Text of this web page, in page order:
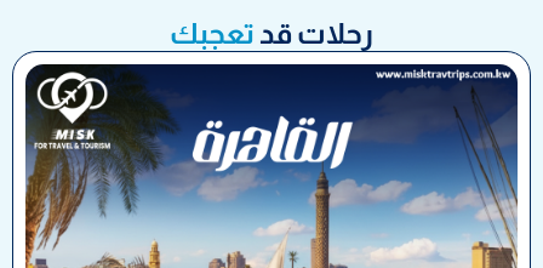
رحلات قد تعجبك